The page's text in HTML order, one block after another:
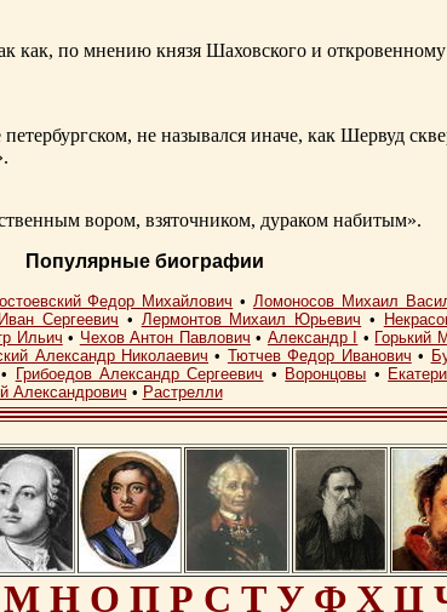
как, по мнению князя Шаховского и
не назывался иначе, как Шервуд
вором, взяточником, дураком набитым».
Популярные биографии
Федор Михайлович • Ломоносов Михаил
Сергеевич • Лермонтов Михаил Юрьевич •
Ильич • Чехов Антон Павлович • Александр I • Горький
Александр Николаевич • Тютчев Федор Иванович •
• Грибоедов Александр Сергеевич • Воронцовы •
Александрович • Растрелли
М Н О П Р С Т У Ф Х Ц